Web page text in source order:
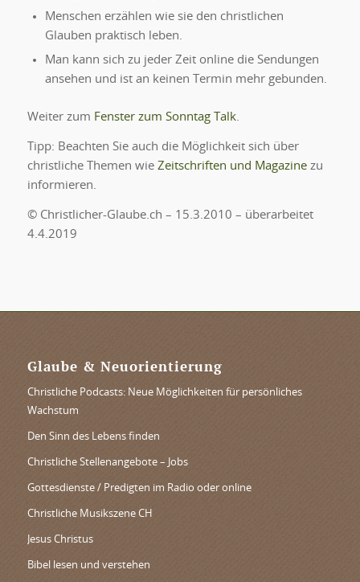
Menschen erzählen wie sie den christlichen
Glauben praktisch leben.
Man kann sich zu jeder Zeit online die Sendungen
ansehen und ist an keinen Termin mehr gebunden.
Weiter zum Fenster zum Sonntag Talk.
Tipp: Beachten Sie auch die Möglichkeit sich über
christliche Themen wie Zeitschriften und Magazinezu
informieren.
© Christlicher-Glaube.ch – 15.3.2010 – überarbeitet
4.4.2019
Glaube & Neuorientierung
Christliche Podcasts: Neue Möglichkeiten für persönliches
Wachstum
Den Sinn des Lebens finden
Christliche Stellenangebote – Jobs
Gottesdienste / Predigten im Radio oder online
Christliche Musikszene CH
Jesus Christus
Bibel lesen und verstehen